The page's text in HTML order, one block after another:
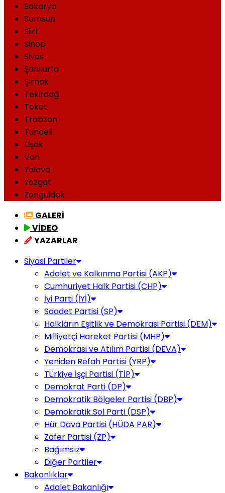
Sakarya
Samsun
Siirt
Sinop
Sivas
Şanlıurfa
Şırnak
Tekirdağ
Tokat
Trabzon
Tunceli
Uşak
Van
Yalova
Yozgat
Zonguldak
GALERİ
VİDEO
YAZARLAR
Siyasi Partiler
Adalet ve Kalkınma Partisi (AKP)
Cumhuriyet Halk Partisi (CHP)
İyi Parti (İYİ)
Saadet Partisi (SP)
Halkların Eşitlik ve Demokrasi Partisi (DEM)
Milliyetçi Hareket Partisi (MHP)
Demokrasi ve Atılım Partisi (DEVA)
Yeniden Refah Partisi (YRP)
Türkiye İşçi Partisi (TİP)
Demokrat Parti (DP)
Demokratik Bölgeler Partisi (DBP)
Demokratik Sol Parti (DSP)
Hür Dava Partisi (HÜDA PAR)
Zafer Partisi (ZP)
Bağımsız
Diğer Partiler
Bakanlıklar
Adalet Bakanlığı